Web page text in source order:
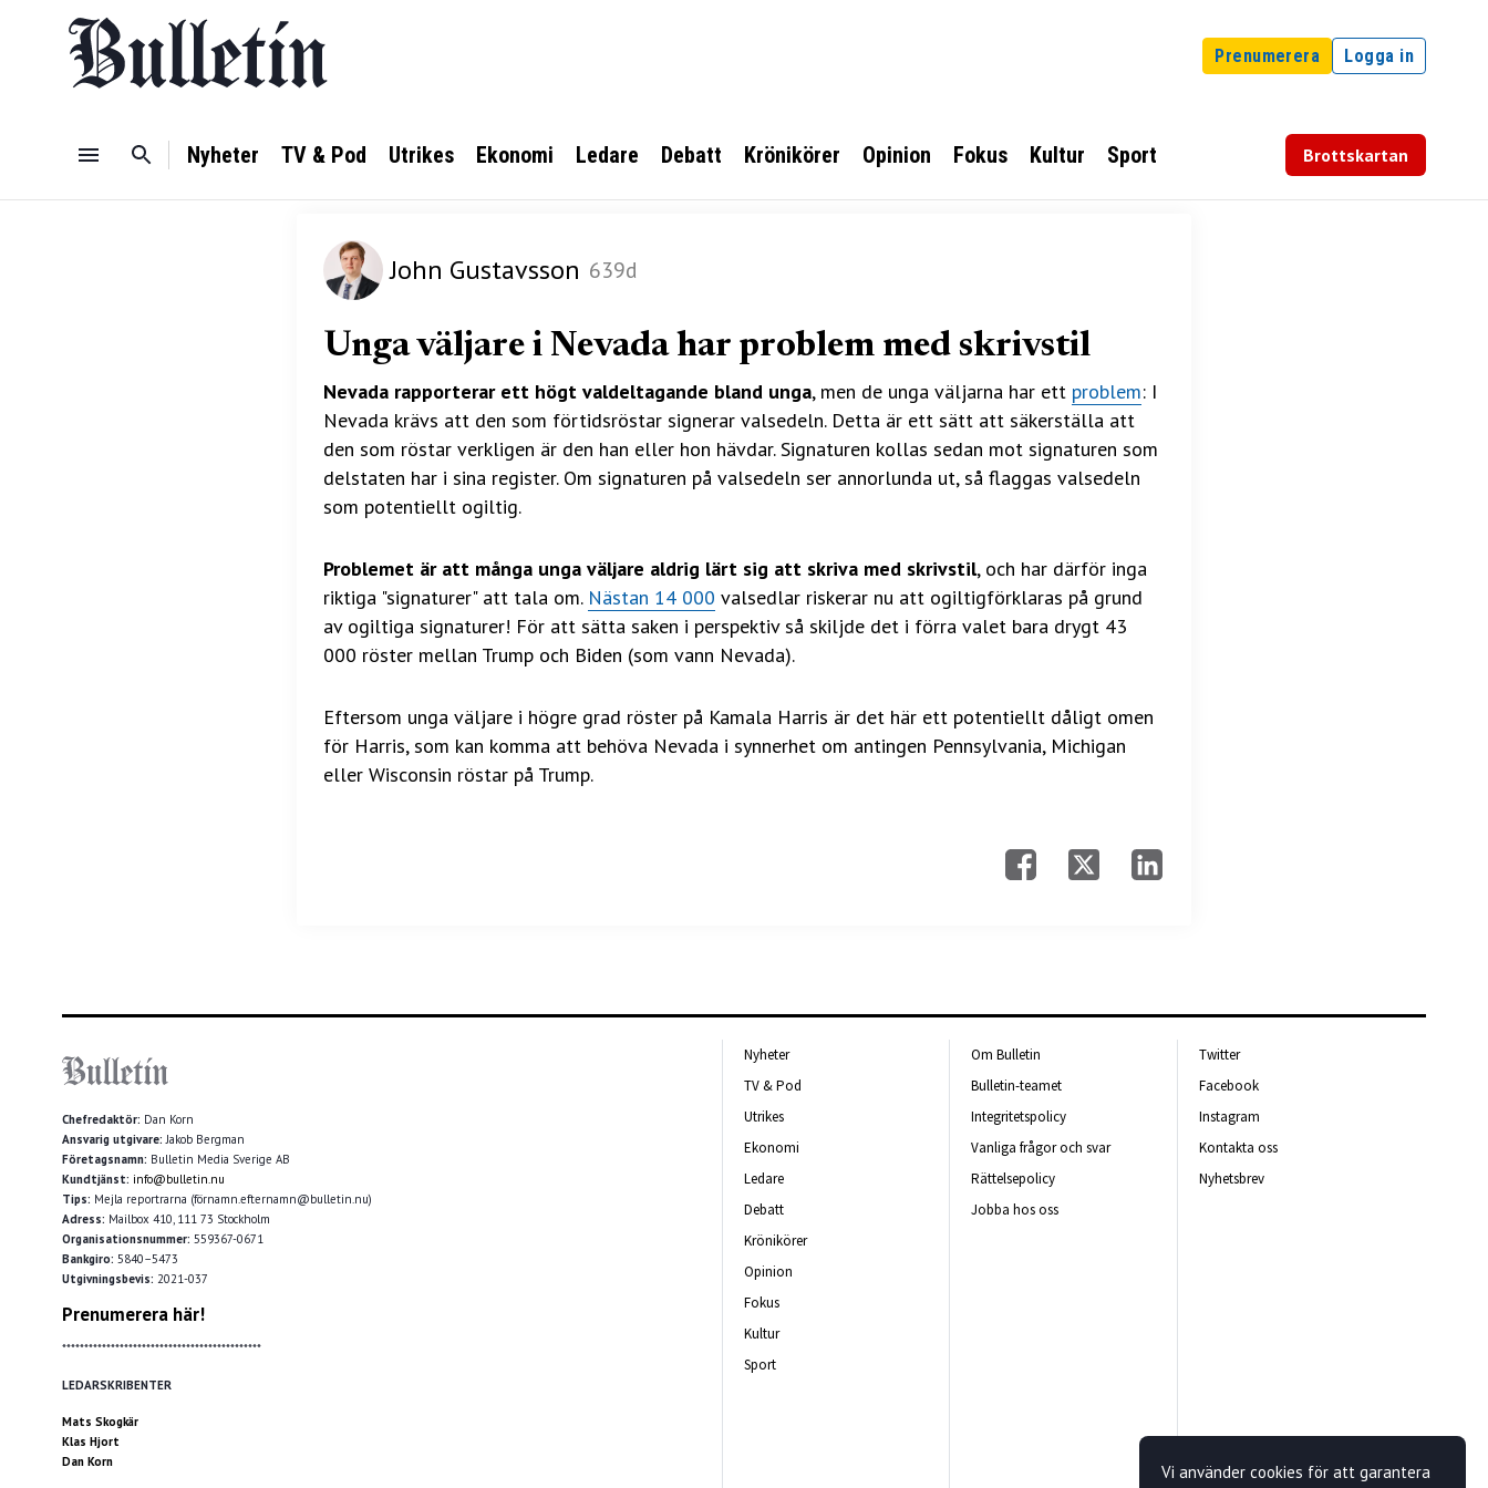
Prenumerera Logga in
Nyheter TV & Pod Utrikes Ekonomi Ledare Debatt Krönikörer Opinion Fokus Kultur Sport Brottskartan
John Gustavsson 639d
Unga väljare i Nevada har problem med skrivstil
Nevada rapporterar ett högt valdeltagande bland unga, men de unga väljarna har ett problem: I
Nevada krävs att den som förtidsröstar signerar valsedeln. Detta är ett sätt att säkerställa att
den som röstar verkligen är den han eller hon hävdar. Signaturen kollas sedan mot signaturen som
delstaten har i sina register. Om signaturen på valsedeln ser annorlunda ut, så flaggas valsedeln
som potentiellt ogiltig.
Problemet är att många unga väljare aldrig lärt sig att skriva med skrivstil, och har därför inga
riktiga "signaturer" att tala om. Nästan 14 000 valsedlar riskerar nu att ogiltigförklaras på grund
av ogiltiga signaturer! För att sätta saken i perspektiv så skiljde det i förra valet bara drygt 43
000 röster mellan Trump och Biden (som vann Nevada).
Eftersom unga väljare i högre grad röster på Kamala Harris är det här ett potentiellt dåligt omen
för Harris, som kan komma att behöva Nevada i synnerhet om antingen Pennsylvania, Michigan
eller Wisconsin röstar på Trump.
Chefredaktör: Dan Korn
Ansvarig utgivare:Jakob Bergman
Företagsnamn: Bulletin Media Sverige AB
Kundtjänst: info@bulletin.nu
Tips: Mejla reportrarna (förnamn.efternamn@bulletin.nu)
Adress: Mailbox 410, 111 73 Stockholm
Organisationsnummer: 559367-0671
Bankgiro: 5840–5473
Utgivningsbevis: 2021-037
Prenumerera här!
*********************************************
LEDARSKRIBENTER
Mats Skogkär
Klas Hjort
Dan Korn
Nyheter
TV & Pod
Utrikes
Ekonomi
Ledare
Debatt
Krönikörer
Opinion
Fokus
Kultur
Sport
Om Bulletin
Bulletin-teamet
Integritetspolicy
Vanliga frågor och svar
Rättelsepolicy
Jobba hos oss
Twitter
Facebook
Instagram
Kontakta oss
Nyhetsbrev
Vi använder cookies för att garantera